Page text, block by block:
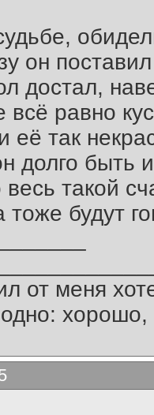
он
достал,
равно
её так
долго быть
такой
будут
от меня